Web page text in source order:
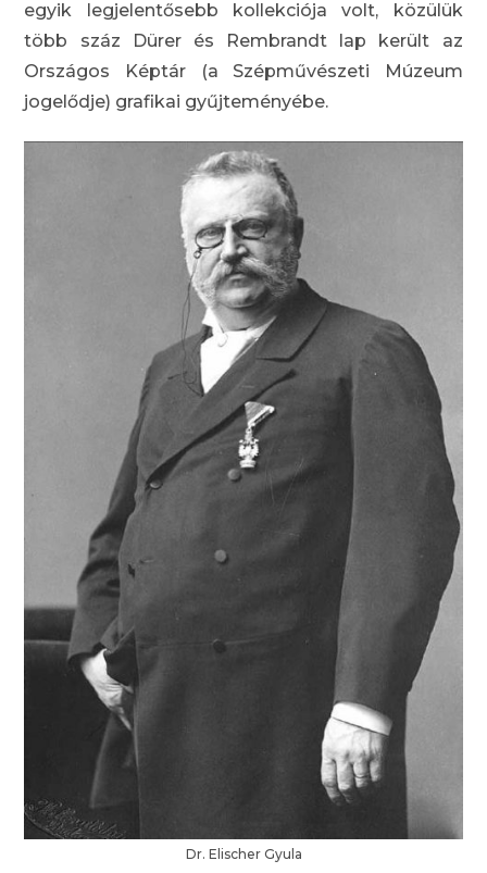
egyik legjelentősebb kollekciója volt, közülük
több száz Dürer és Rembrandt lap került az
Országos Képtár (a Szépművészeti Múzeum
jogelődje) grafikai gyűjteményébe.
Dr. Elischer Gyula